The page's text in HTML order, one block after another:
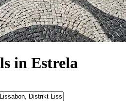
in Estrela